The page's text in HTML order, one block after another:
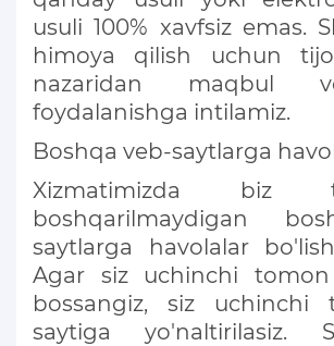
usuli 100% xavfsiz emas.
himoya qilish uchun
nazaridan maqbul
foydalanishga intilamiz.
Boshqa veb-saytlarga
Xizmatimizda biz
boshqarilmaydigan
saytlarga havolalar
Agar siz uchinchi tomon
bossangiz, siz uchinchi
saytiga yo'naltirilasiz.